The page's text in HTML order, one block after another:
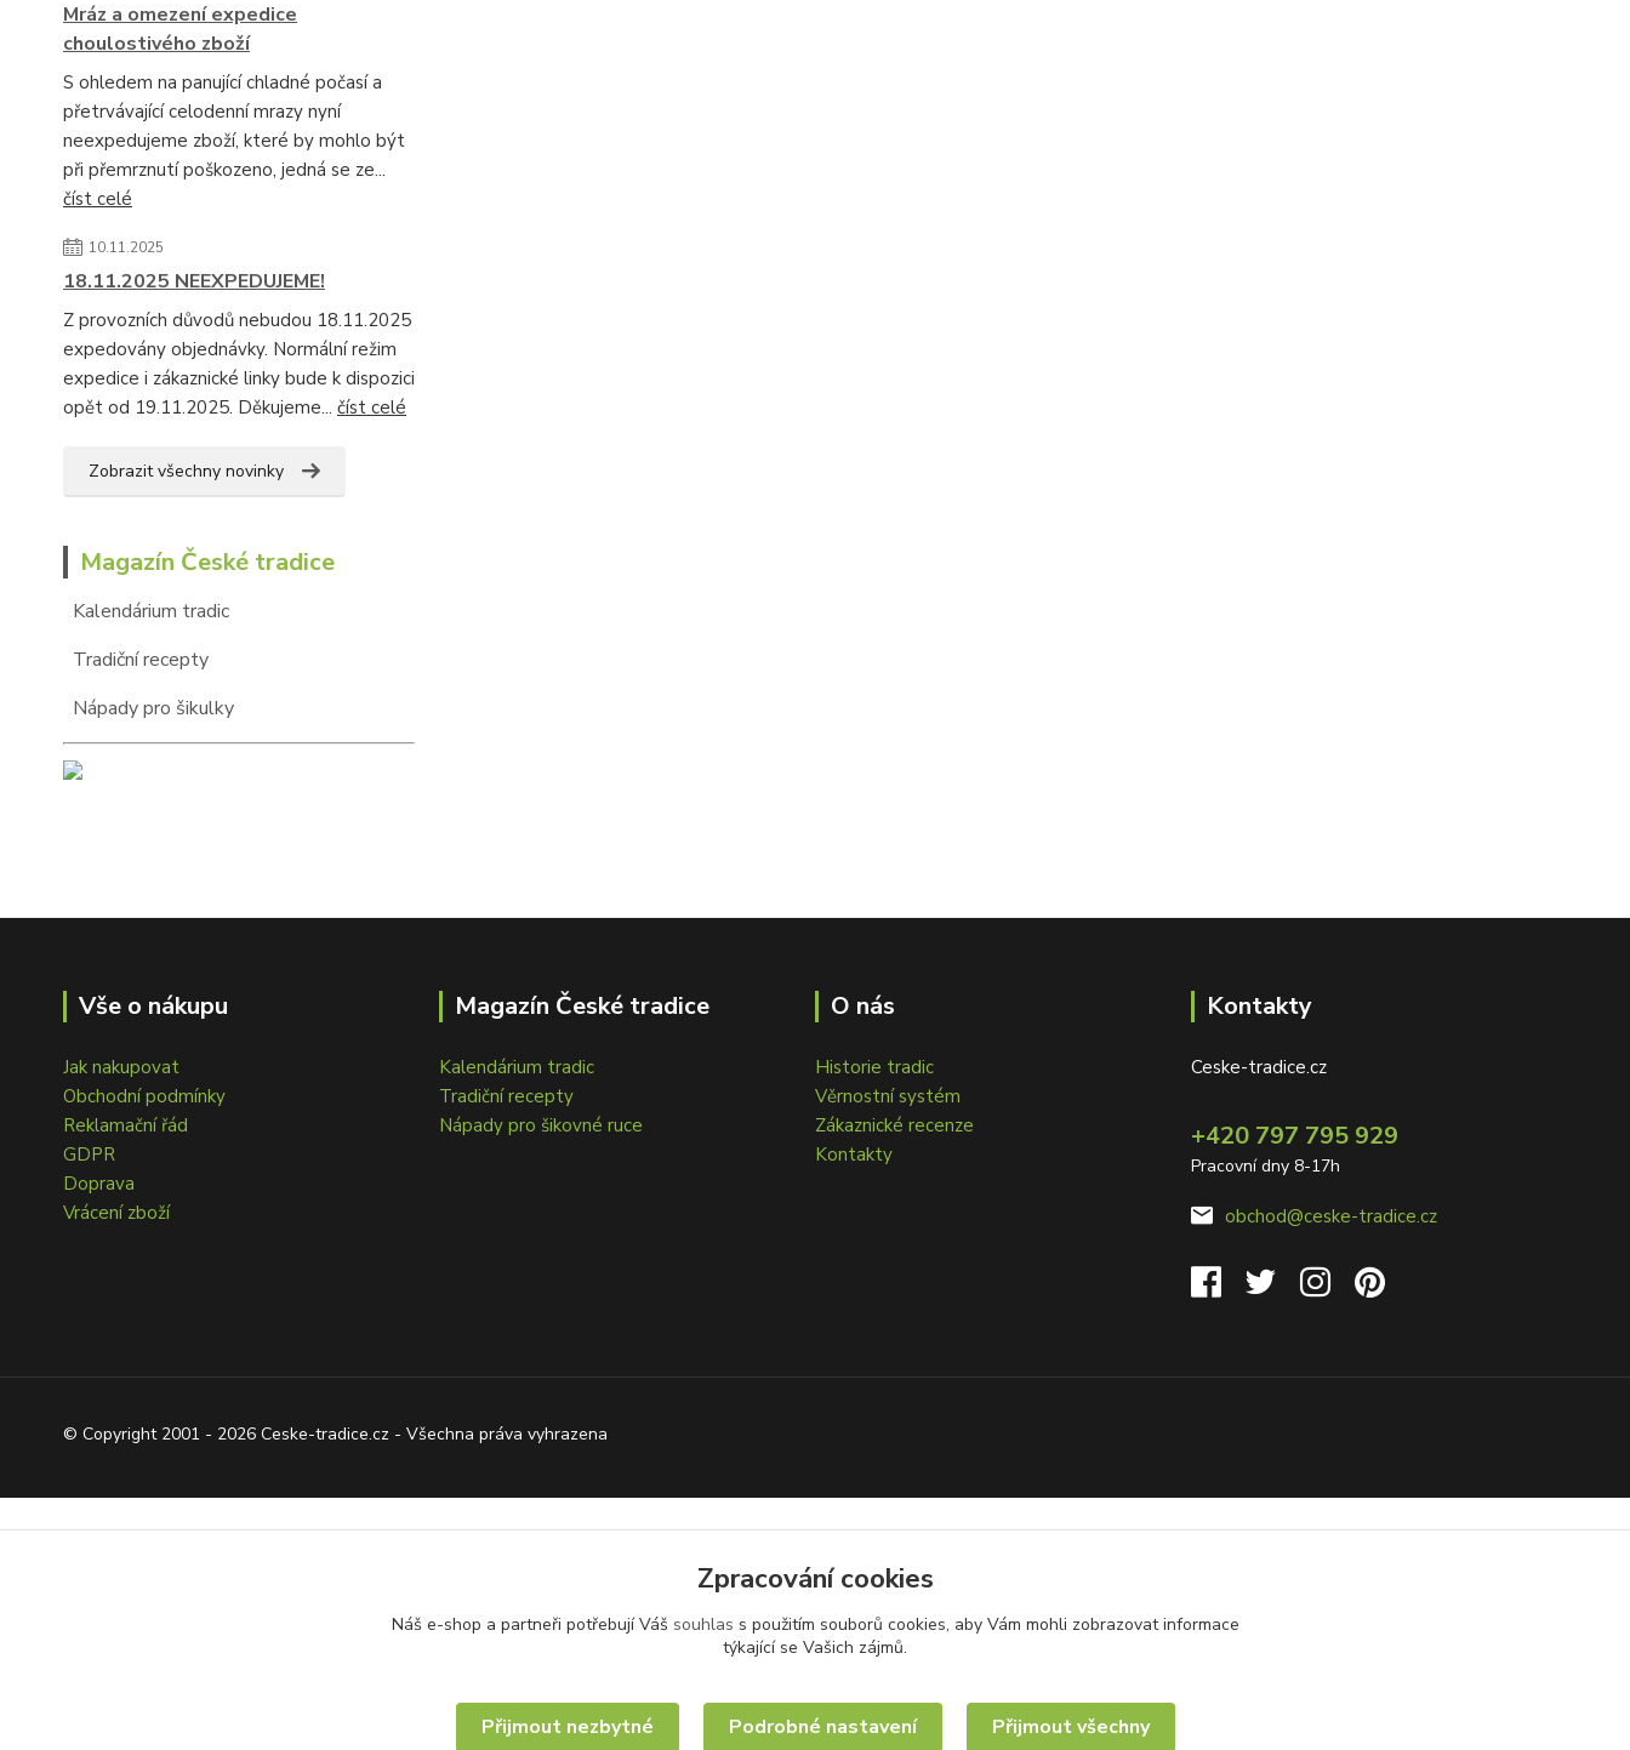
Mráz a omezení expedice
choulostivého zboží
S ohledem na panující chladné počasí a
přetrvávající celodenní mrazy nyní
neexpedujeme zboží, které by mohlo být
při přemrznutí poškozeno, jedná se ze...
číst celé
10.11.2025
18.11.2025 NEEXPEDUJEME!
Z provozních důvodů nebudou 18.11.2025
expedovány objednávky. Normální režim
expedice i zákaznické linky bude k dispozici
opět od 19.11.2025. Děkujeme... číst celé
Zobrazit všechny novinky
Magazín České tradice
Kalendárium tradic
Tradiční recepty
Nápady pro šikulky
Vše o nákupu
Jak nakupovat
Obchodní podmínky
Reklamační řád
GDPR
Doprava
Vrácení zboží
Magazín České tradice
Kalendárium tradic
Tradiční recepty
Nápady pro šikovné ruce
O nás
Historie tradic
Věrnostní systém
Zákaznické recenze
Kontakty
Kontakty
Ceske-tradice.cz
+420 797 795 929
Pracovní dny 8-17h
obchod@ceske-tradice.cz
© Copyright 2001 - 2026 Ceske-tradice.cz - Všechna práva vyhrazena
Zpracování cookies
Náš e-shop a partneři potřebují Váš souhlas s použitím souborů cookies, aby Vám mohli zobrazovat informace
týkající se Vašich zájmů.
Přijmout nezbytné Podrobné nastavení Přijmout všechny